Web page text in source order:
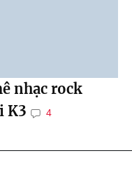
nhạc rock
K3
4